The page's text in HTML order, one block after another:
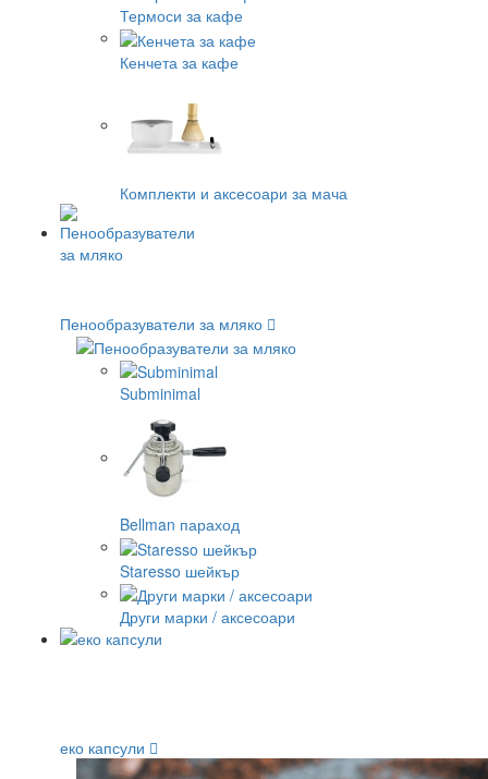
Термоси за кафе
Кенчета за кафе
Комплекти и аксесоари за мача
Пенообразуватели за мляко
Subminimal
Bellman параход
Staresso шейкър
Други марки / аксесоари
еко капсули